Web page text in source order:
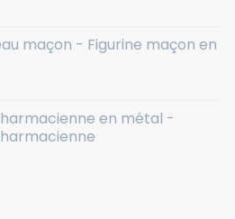
maçon - Figurine maçon en
en métal -